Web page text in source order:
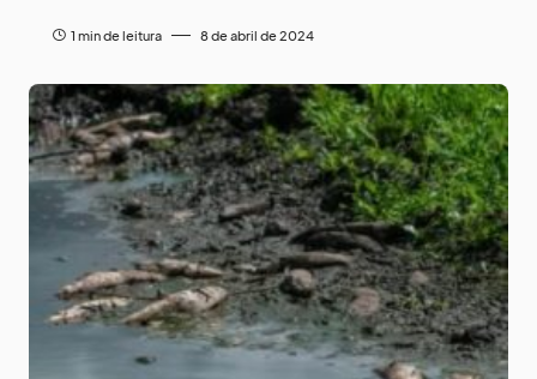
1 min de leitura 8 de abril de 2024